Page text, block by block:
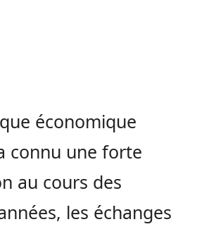
économique
connu une forte
au cours des
les échanges